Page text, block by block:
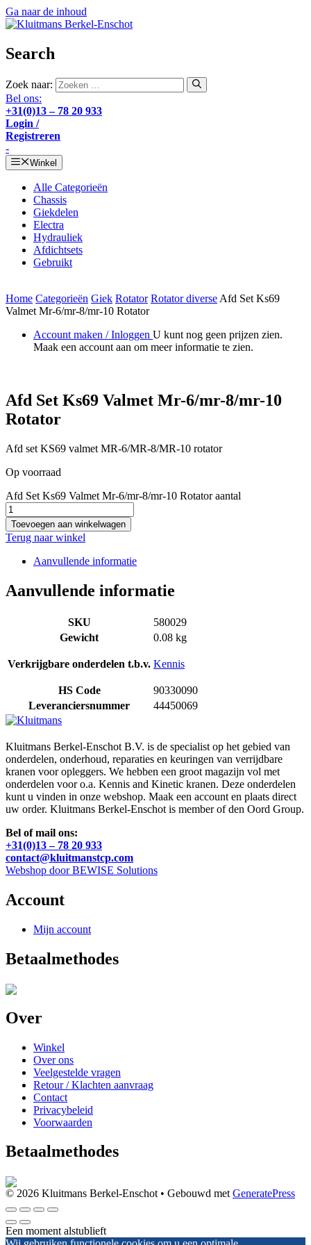
Ga naar de inhoud
Search
Zoek naar:
Bel ons:
+31(0)13 – 78 20 933
Login /
Registreren
-
Winkel
Alle Categorieën
Chassis
Giekdelen
Electra
Hydrauliek
Afdichtsets
Gebruikt
Home Categorieën Giek Rotator Rotator diverseAfd Set Ks69
Valmet Mr-6/mr-8/mr-10 Rotator
Account maken / Inloggen U kunt nog geen prijzen zien.
Maak een account aan om meer informatie te zien.
Afd Set Ks69 Valmet Mr-6/mr-8/mr-10
Rotator
Afd set KS69 valmet MR-6/MR-8/MR-10 rotator
Op voorraad
Afd Set Ks69 Valmet Mr-6/mr-8/mr-10 Rotator aantal
Toevoegen aan winkelwagen
Terug naar winkel
Aanvullende informatie
Aanvullende informatie
SKU
580029
Gewicht
0.08 kg
Verkrijgbare onderdelen t.b.v. Kennis
HS Code
90330090
Leveranciersnummer
44450069
Kluitmans Berkel-Enschot B.V. is de specialist op het gebied van
onderdelen, onderhoud, reparaties en keuringen van verrijdbare
kranen voor opleggers. We hebben een groot magazijn vol met
onderdelen voor o.a. Kennis and Kinetic kranen. Deze onderdelen
kunt u vinden in onze webshop. Maak een account en plaats direct
uw order. Kluitmans Berkel-Enschot is member of den Oord Group.
Bel of mail ons:
+31(0)13 – 78 20 933
contact@kluitmanstcp.com
Webshop door BEWISE Solutions
Account
Mijn account
Betaalmethodes
Over
Winkel
Over ons
Veelgestelde vragen
Retour / Klachten aanvraag
Contact
Privacybeleid
Voorwaarden
Betaalmethodes
© 2026 Kluitmans Berkel-Enschot • Gebouwd met GeneratePress
Een moment alstublieft